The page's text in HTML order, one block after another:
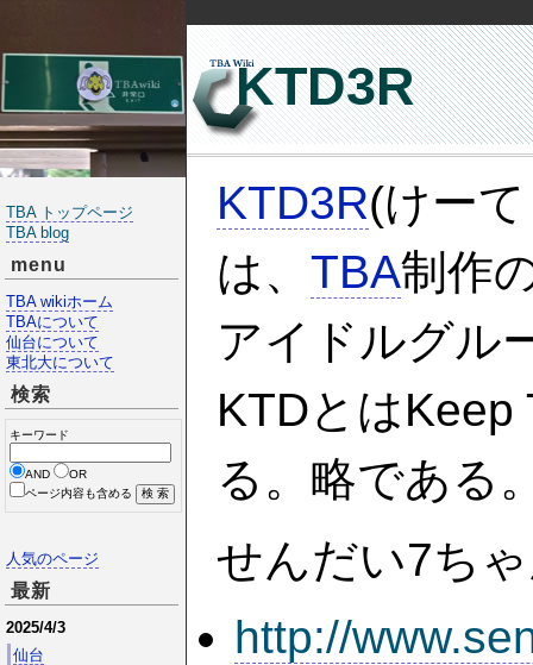
KTD3R
KTD3R(けー
は、 TBA制作
アイドルグル
KTDとはKeep
る。略である
せんだい7ち
http://
TBA トップページ
TBA blog
menu
TBA wikiホーム
TBAについて
仙台について
東北大について
検索
キーワード
AND
OR
ページ内容も含める
人気のページ
最新
2025/4/3
仙台